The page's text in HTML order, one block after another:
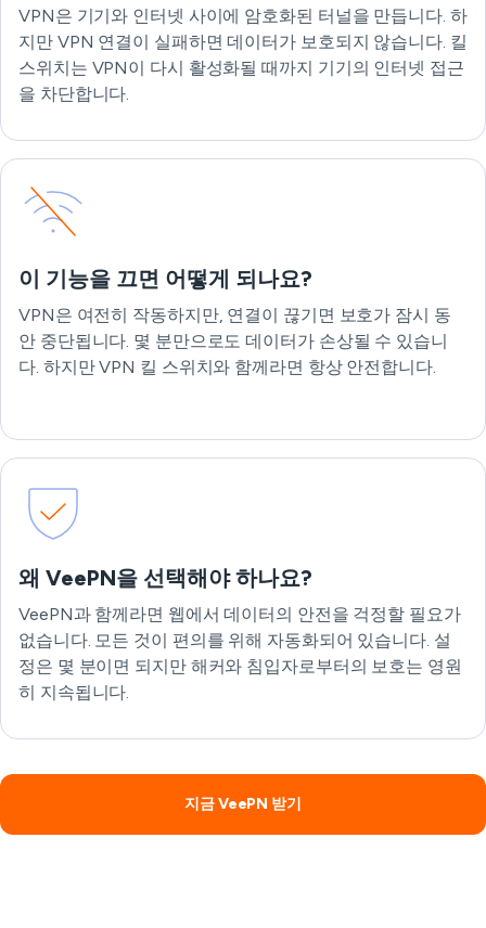
VPN은 기기와 인터넷 사이에 암호화된 터널을 만듭니다. 하
지만 VPN 연결이 실패하면 데이터가 보호되지 않습니다. 킬
스위치는 VPN이 다시 활성화될 때까지 기기의 인터넷 접근
을 차단합니다.
이 기능을 끄면 어떻게 되나요?
VPN은 여전히 작동하지만, 연결이 끊기면 보호가 잠시 동
안 중단됩니다. 몇 분만으로도 데이터가 손상될 수 있습니
다. 하지만 VPN 킬 스위치와 함께라면 항상 안전합니다.
왜 VeePN을 선택해야 하나요?
VeePN과 함께라면 웹에서 데이터의 안전을 걱정할 필요가
없습니다. 모든 것이 편의를 위해 자동화되어 있습니다. 설
정은 몇 분이면 되지만 해커와 침입자로부터의 보호는 영원
히 지속됩니다.
지금 VeePN 받기